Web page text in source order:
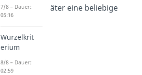
Wir können später eine beliebige
7/8 – Dauer:
05:16
Wurzelkrit
erium
8/8 – Dauer:
02:59